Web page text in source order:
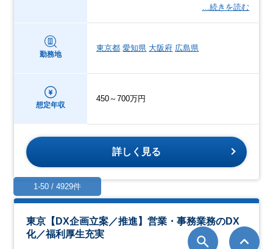
…続きを読む
勤務地
東京都 愛知県 大阪府 広島県
想定年収
450～700万円
詳しく見る
東京【DX企画立案／推進】営業・事務業務のDX
化／福利厚生充実
1-50 / 4929件